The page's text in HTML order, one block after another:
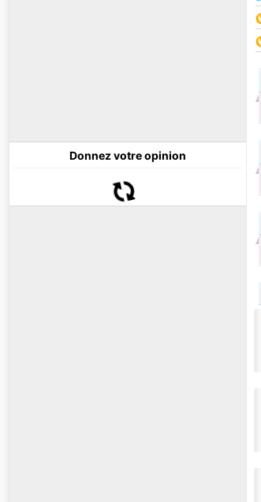
Donnez votre opinion